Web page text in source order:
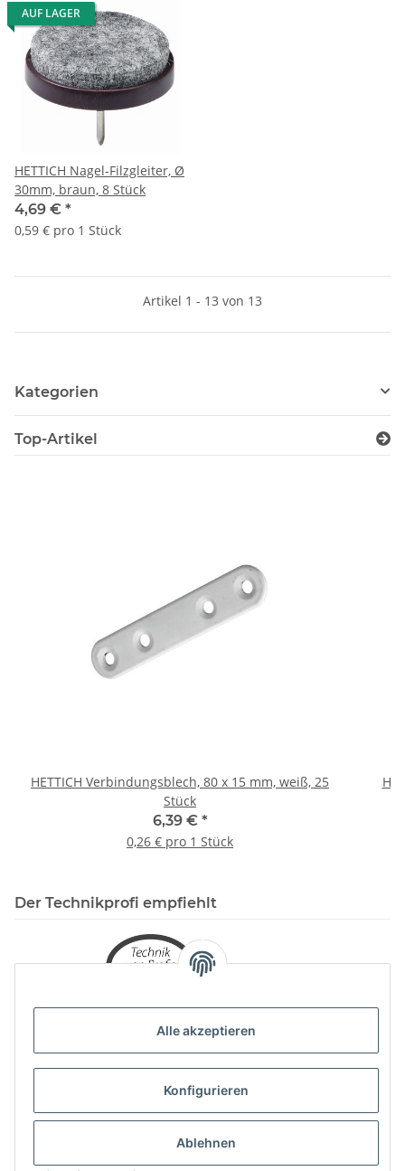
Alle akzeptieren
Konfigurieren
Ablehnen
AUF LAGER
HETTICH Nagel-Filzgleiter, Ø
30mm, braun, 8 Stück
4,69 € *
0,59 € pro 1 Stück
Artikel 1 - 13 von 13
Kategorien
Top-Artikel
HETTICH Verbindungsblech, 80 x 15 mm, weiß, 25
Stück
6,39 € *
0,26 € pro 1 Stück
Der Technikprofi empfiehlt